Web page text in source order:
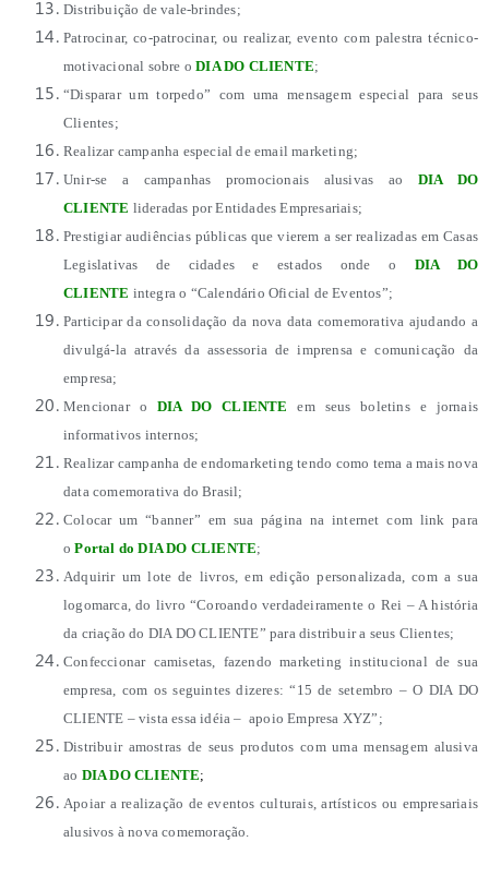
Distribuição de vale-brindes;
Patrocinar, co-patrocinar, ou realizar, evento com palestra técnico-
motivacional sobre oDIA DO CLIENTE;
“Disparar um torpedo” com uma mensagem especial para seus
Clientes;
Realizar campanha especial de email marketing;
Unir-se a campanhas promocionais alusivas ao DIA DO
CLIENTE lideradas por Entidades Empresariais;
Prestigiar audiências públicas que vierem a ser realizadas em Casas
Legislativas de cidades e estados onde o DIA DO
CLIENTE integra o “Calendário Oficial de Eventos”;
Participar da consolidação da nova data comemorativa ajudando a
divulgá-la através da assessoria de imprensa e comunicação da
empresa;
Mencionar o DIA DO CLIENTE
em seus boletins e jornais
informativos internos;
Realizar campanha de endomarketing tendo como tema a mais nova
data comemorativa do Brasil;
Colocar um “banner” em sua página na internet com link para
oPortal do DIA DO CLIENTE;
Adquirir um lote de livros, em edição personalizada, com a sua
logomarca, do livro “Coroando verdadeiramente o Rei – A história
da criação do DIA DO CLIENTE” para distribuir a seus Clientes;
Confeccionar camisetas, fazendo marketing institucional de sua
empresa, com os seguintes dizeres: “15 de setembro – O DIA DO
CLIENTE – vista essa idéia – apoio Empresa XYZ”;
Distribuir amostras de seus produtos com uma mensagem alusiva
ao DIA DO CLIENTE;
Apoiar a realização de eventos culturais, artísticos ou empresariais
alusivos à nova comemoração.